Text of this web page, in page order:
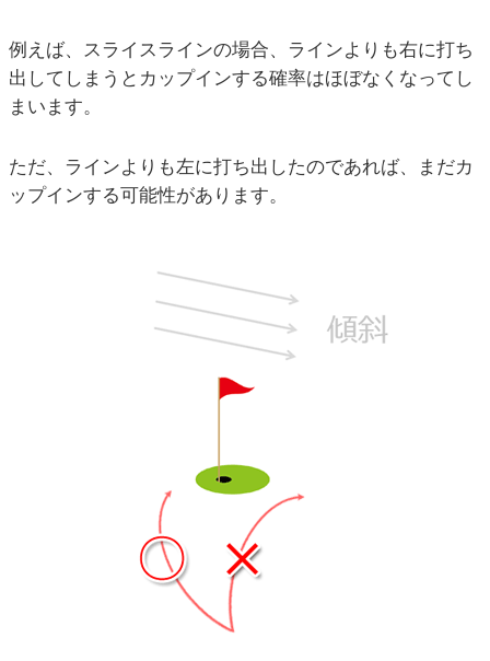
例えば、スライスラインの場合、ラインよりも右に打ち
出してしまうとカップインする確率はほぼなくなってし
まいます。
ただ、ラインよりも左に打ち出したのであれば、まだカ
ップインする可能性があります。